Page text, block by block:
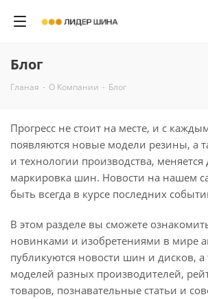
Блог
Гланая - О Компании - Блог
Прогресс не стоит на месте, и с
появляются новые модели резины, а
и технологии производства, меняется
маркировка шин. Новости на нашем
быть всегда в курсе последних
В этом разделе вы сможете
новинками и изобретениями в мире
публикуются новости шин и дисков, а
моделей разных производителей,
товаров, познавательные статьи и